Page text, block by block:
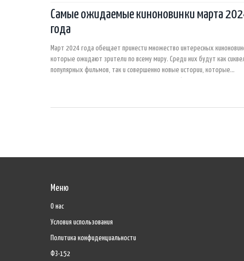
Самые ожидаемые киноновинки марта
года
Март 2024 года обещает принести множество интересных
которые ожидают зрители по всему миру. Среди них будут как
популярных фильмов, так и совершенно новые истории, которые
Меню
О нас
Условия использования
Политика конфиденциальности
ФЗ-152